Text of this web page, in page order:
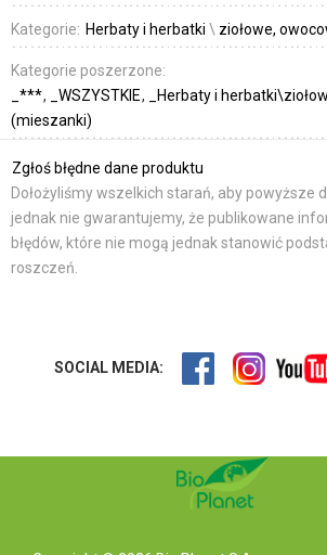
Kategorie: Herbaty i herbatki \ ziołowe,
Kategorie poszerzone:
_***
_WSZYSTKIE
_Herbaty i
(mieszanki)
Zgłoś błędne dane produktu
Dołożyliśmy wszelkich starań, aby powyższe
jednak nie gwarantujemy, że publikowane
błędów, które nie mogą jednak stanowić
roszczeń.
SOCIAL MEDIA: